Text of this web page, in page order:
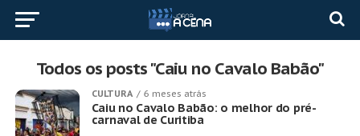
Todos os posts "Caiu no Cavalo Babão"
CULTURA 6 meses atrás
Caiu no Cavalo Babão: o melhor do pré-
carnaval de Curitiba